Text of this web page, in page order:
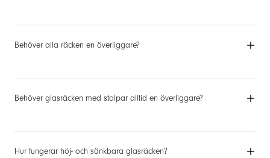
Behöver alla räcken en överliggare?
Behöver glasräcken med stolpar alltid en överliggare?
Hur fungerar höj- och sänkbara glasräcken?